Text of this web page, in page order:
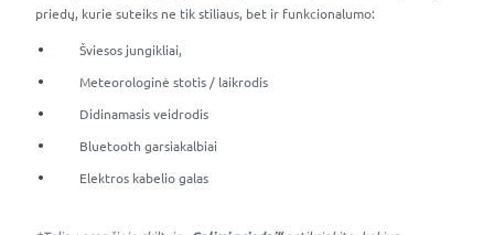
priedų, kurie suteiks ne tik stiliaus, bet ir funkcionalumo:
Šviesos jungikliai,
Meteorologinė stotis / laikrodis
Didinamasis veidrodis
Bluetooth garsiakalbiai
Elektros kabelio galas